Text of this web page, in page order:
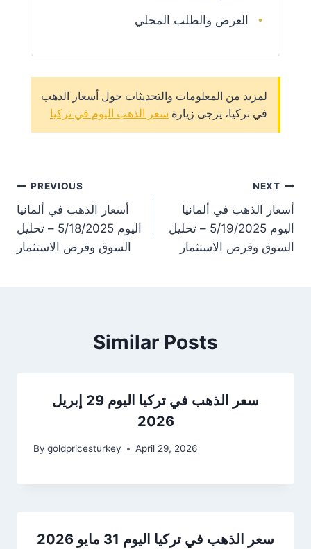
العرض والطلب المحلي
لمزيد من المعلومات والتحديثات حول أسعار الذهب
في تركيا، يرجى زيارة سعر الذهب اليوم في تركيا
PREVIOUS
أسعار الذهب في ألمانيا
اليوم 5/18/2025 – تحليل
السوق وفرص الاستثمار
NEXT
أسعار الذهب في ألمانيا
اليوم 5/19/2025 – تحليل
السوق وفرص الاستثمار
Similar Posts
سعر الذهب في تركيا اليوم 29 إبريل
2026
By goldpricesturkey April 29, 2026
سعر الذهب في تركيا اليوم 31 مايو 2026